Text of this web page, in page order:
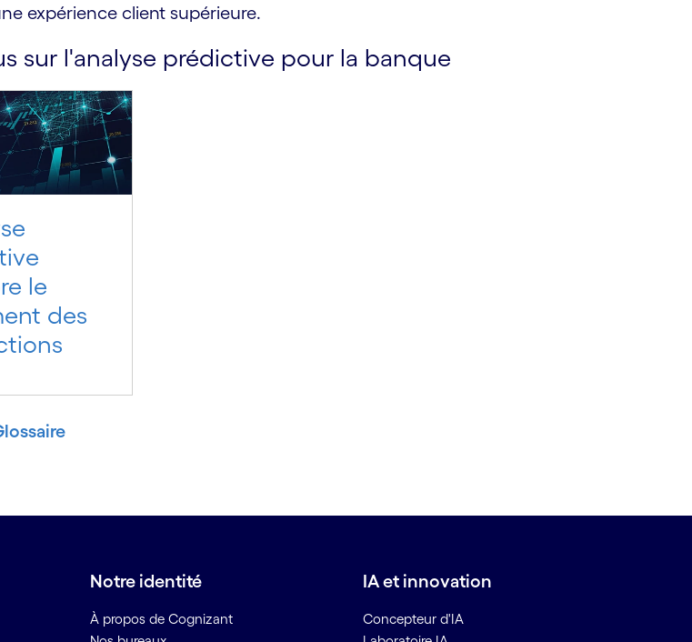
expérience client supérieure.
sur l'analyse prédictive pour la banque
le
des
Notre identité
À propos de Cognizant
IA et innovation
Concepteur d'IA